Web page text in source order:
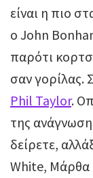
είναι η πιο
ο John
παρότι
σαν γορίλας.
Phil Taylor.
της
δείρετε,
White, Μάρθα